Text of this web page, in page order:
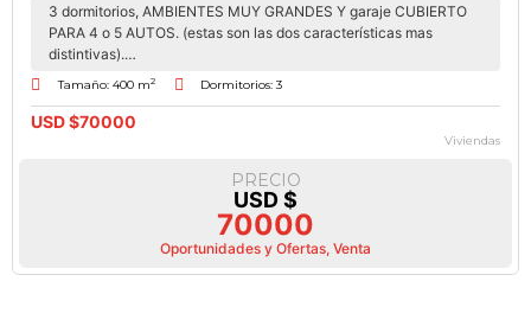
3 dormitorios, AMBIENTES MUY GRANDES Y garaje CUBIERTO
PARA 4 o 5 AUTOS. (estas son las dos características mas
distintivas).…
Tamaño: 400 m2 Dormitorios: 3
USD $70000
Viviendas
PRECIO
USD $
70000
Oportunidades y Ofertas, Venta